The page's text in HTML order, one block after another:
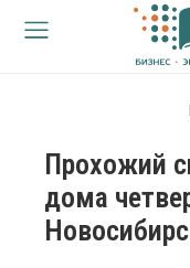
Прохожий
дома